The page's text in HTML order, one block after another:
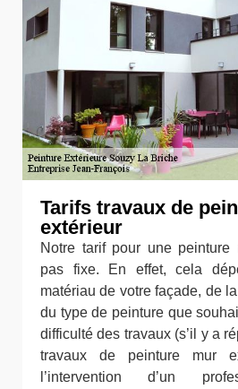
Tarifs travaux de
extérieur
Notre tarif pour une peinture
pas fixe. En effet, cela
matériau de votre façade, de
du type de peinture que
difficulté des travaux (s’il y a
travaux de peinture mur
l’intervention d’un